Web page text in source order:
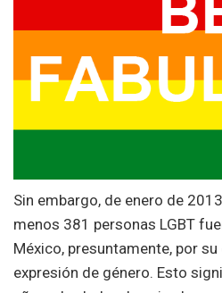
Sin embargo, de enero de
menos 381 personas LGBT
México, presuntamente, por
expresión de género. Esto